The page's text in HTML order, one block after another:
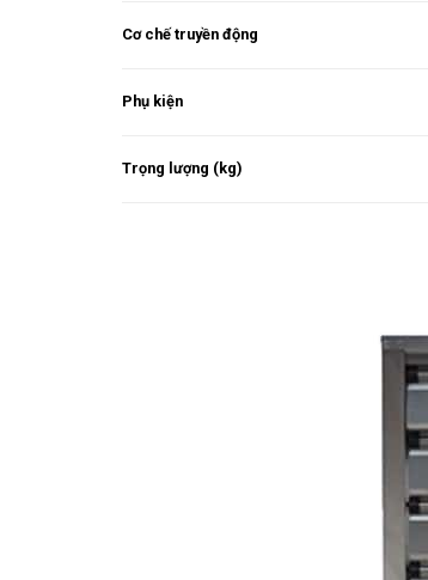
Cơ chế truyền động
Phụ kiện
Trọng lượng (kg)